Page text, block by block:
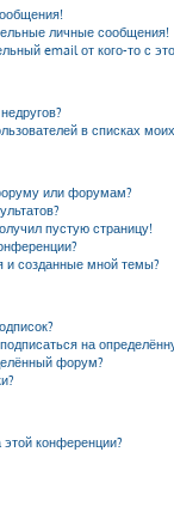
личные сообщения!
email от кого-то с
в списках
или форумам?
пустую страницу!
и созданные мной темы?
на
форум?
конференции?